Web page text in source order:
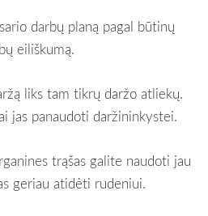
darbų planą pagal būtinų
eiliškumą.
liks tam tikrų daržo atliekų.
jas panaudoti daržininkystei.
trąšas galite naudoti jau
geriau atidėti rudeniui.